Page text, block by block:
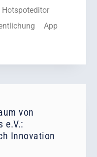
Hotspoteditor
App
von
e.V.:
Innovation